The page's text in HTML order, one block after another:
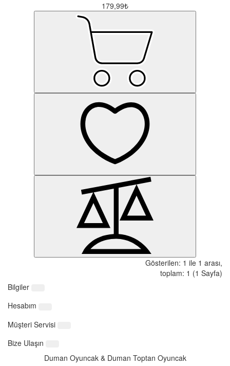
179,99₺
Gösterilen: 1 ile 1 arası,
toplam: 1 (1 Sayfa)
Bilgiler
Hesabım
Müşteri Servisi
Bize Ulaşın
Duman Oyuncak & Duman Toptan Oyuncak